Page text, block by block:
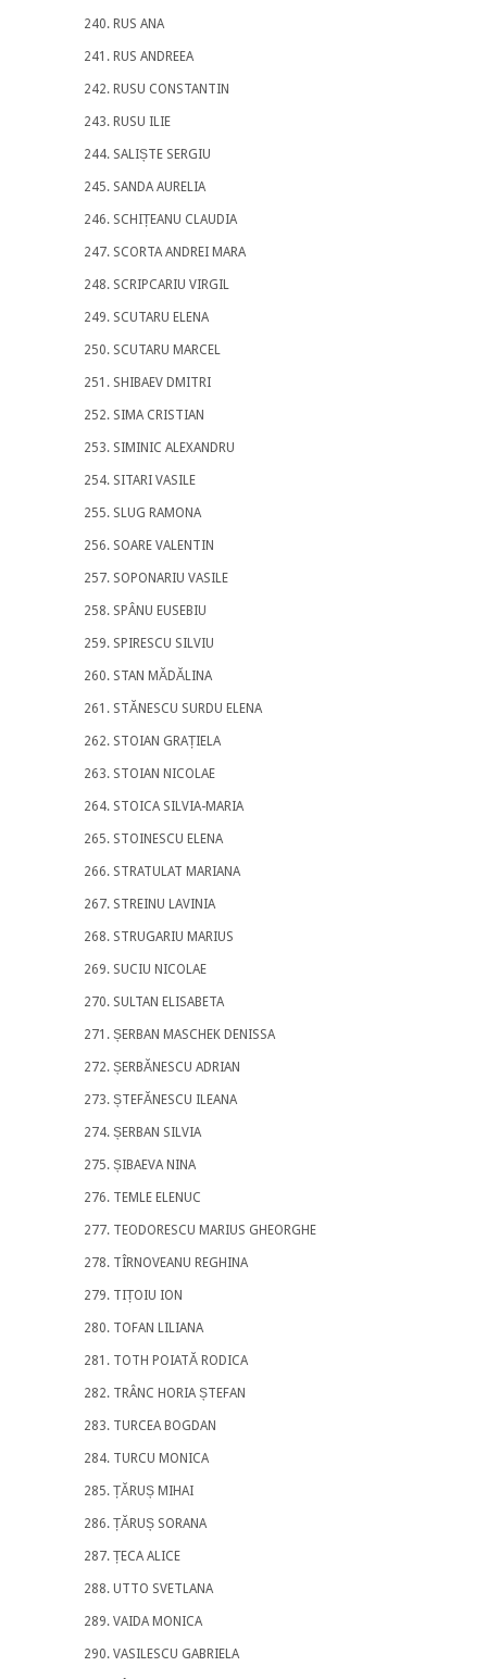
RUS ANA
RUS ANDREEA
RUSU CONSTANTIN
RUSU ILIE
SALIȘTE SERGIU
SANDA AURELIA
SCHIȚEANU CLAUDIA
SCORTA ANDREI MARA
SCRIPCARIU VIRGIL
SCUTARU ELENA
SCUTARU MARCEL
SHIBAEV DMITRI
SIMA CRISTIAN
SIMINIC ALEXANDRU
SITARI VASILE
SLUG RAMONA
SOARE VALENTIN
SOPONARIU VASILE
SPÂNU EUSEBIU
SPIRESCU SILVIU
STAN MĂDĂLINA
STĂNESCU SURDU ELENA
STOIAN GRAȚIELA
STOIAN NICOLAE
STOICA SILVIA-MARIA
STOINESCU ELENA
STRATULAT MARIANA
STREINU LAVINIA
STRUGARIU MARIUS
SUCIU NICOLAE
SULTAN ELISABETA
ȘERBAN MASCHEK DENISSA
ȘERBĂNESCU ADRIAN
ȘTEFĂNESCU ILEANA
ȘERBAN SILVIA
ȘIBAEVA NINA
TEMLE ELENUC
TEODORESCU MARIUS GHEORGHE
TÎRNOVEANU REGHINA
TIȚOIU ION
TOFAN LILIANA
TOTH POIATĂ RODICA
TRÂNC HORIA ȘTEFAN
TURCEA BOGDAN
TURCU MONICA
ȚĂRUȘ MIHAI
ȚĂRUȘ SORANA
ȚECA ALICE
UTTO SVETLANA
VAIDA MONICA
VASILESCU GABRIELA